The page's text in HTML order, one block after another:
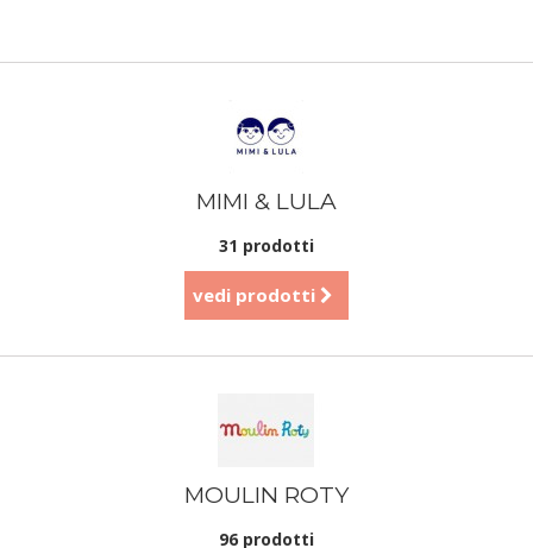
MIMI & LULA
31 prodotti
vedi prodotti
MOULIN ROTY
96 prodotti